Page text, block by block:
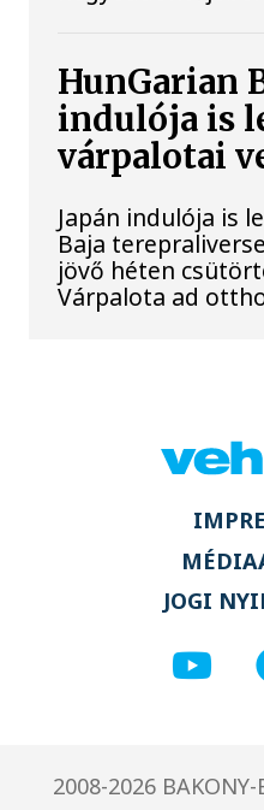
HunGarian
indulója is
várpalotai
Japán indulója is
Baja
jövő héten
Várpalota ad
JOGI
2008-2026